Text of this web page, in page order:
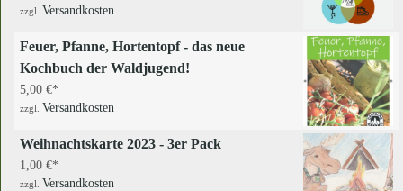
zzgl. Versandkosten
Feuer, Pfanne, Hortentopf - das neue
Kochbuch der Waldjugend!
5,00 €
zzgl. Versandkosten
Weihnachtskarte 2023 - 3er Pack
1,00 €
zzgl. Versandkosten